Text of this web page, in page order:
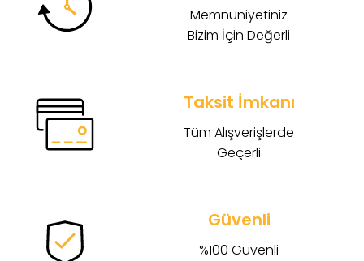
Memnuniyetiniz
Bizim İçin Değerli
Taksit İmkanı
Tüm Alışverişlerde
Geçerli
Güvenli
%100 Güvenli